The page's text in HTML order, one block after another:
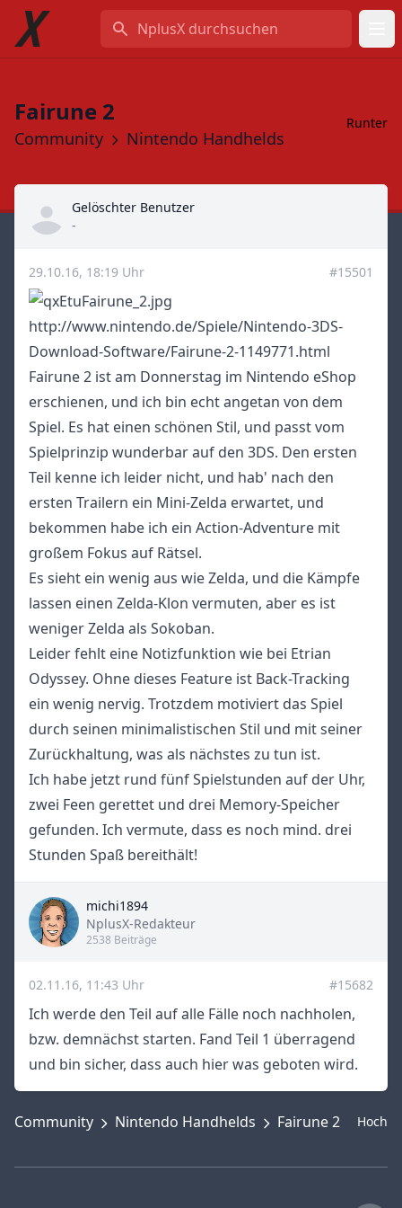
NplusX durchsuchen
Fairune 2
Community Nintendo Handhelds
Runter
Gelöschter Benutzer
Title
-
29.10.16, 18:19 Uhr #15501
http://www.nintendo.de/Spiele/Nintendo-3DS-
Download-Software/Fairune-2-1149771.html
Fairune 2 ist am Donnerstag im Nintendo eShop
erschienen, und ich bin echt angetan von dem
Spiel. Es hat einen schönen Stil, und passt vom
Spielprinzip wunderbar auf den 3DS. Den ersten
Teil kenne ich leider nicht, und hab' nach den
ersten Trailern ein Mini-Zelda erwartet, und
bekommen habe ich ein Action-Adventure mit
großem Fokus auf Rätsel.
Es sieht ein wenig aus wie Zelda, und die Kämpfe
lassen einen Zelda-Klon vermuten, aber es ist
weniger Zelda als Sokoban.
Leider fehlt eine Notizfunktion wie bei Etrian
Odyssey. Ohne dieses Feature ist Back-Tracking
ein wenig nervig. Trotzdem motiviert das Spiel
durch seinen minimalistischen Stil und mit seiner
Zurückhaltung, was als nächstes zu tun ist.
Ich habe jetzt rund fünf Spielstunden auf der Uhr,
zwei Feen gerettet und drei Memory-Speicher
gefunden. Ich vermute, dass es noch mind. drei
Stunden Spaß bereithält!
michi1894
Title
NplusX-Redakteur
2538 Beiträge
02.11.16, 11:43 Uhr #15682
Ich werde den Teil auf alle Fälle noch nachholen,
bzw. demnächst starten. Fand Teil 1 überragend
und bin sicher, dass auch hier was geboten wird.
Community Nintendo Handhelds Fairune 2 Hoch